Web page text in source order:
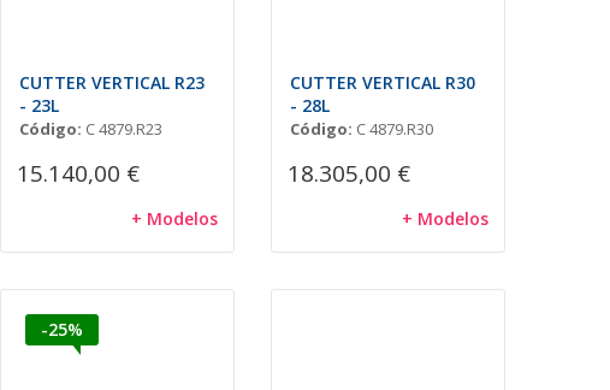
CUTTER VERTICAL R23
- 23L
Código: C 4879.R23
15.140,00 €
+ Modelos
CUTTER VERTICAL R30
- 28L
Código: C 4879.R30
18.305,00 €
+ Modelos
-25%